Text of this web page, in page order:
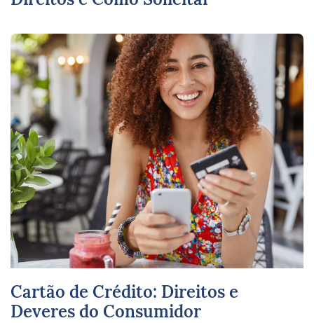
Cartão de Crédito: Direitos e
Deveres do Consumidor